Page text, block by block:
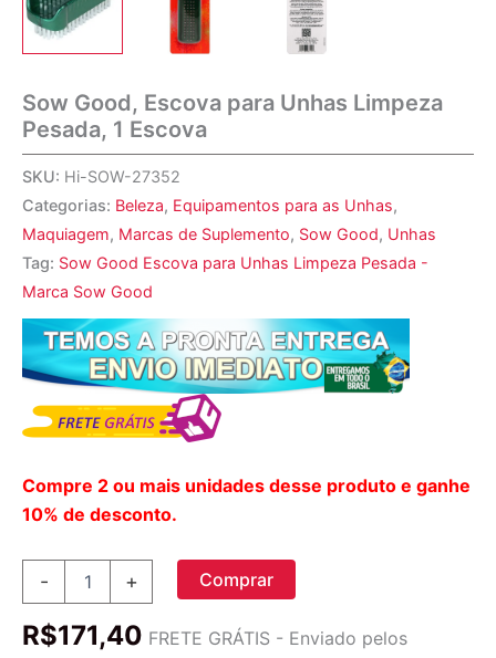
Sow Good, Escova para Unhas Limpeza
Pesada, 1 Escova
SKU: Hi-SOW-27352
Categorias: Beleza, Equipamentos para as Unhas,
Maquiagem, Marcas de Suplemento, Sow Good, Unhas
Tag: Sow Good Escova para Unhas Limpeza Pesada -
Marca Sow Good
Compre 2 ou mais unidades desse produto e ganhe
10% de desconto.
-
para
+ Comprar
R$171,40 FRETE GRÁTIS - Enviado pelos